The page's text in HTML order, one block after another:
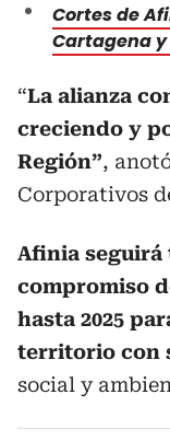
Cortes de
Cartagena
“La alianza
creciendo y
Región”,
Corporativos
Afinia seguirá
compromiso
hasta 2025
territorio con
social y